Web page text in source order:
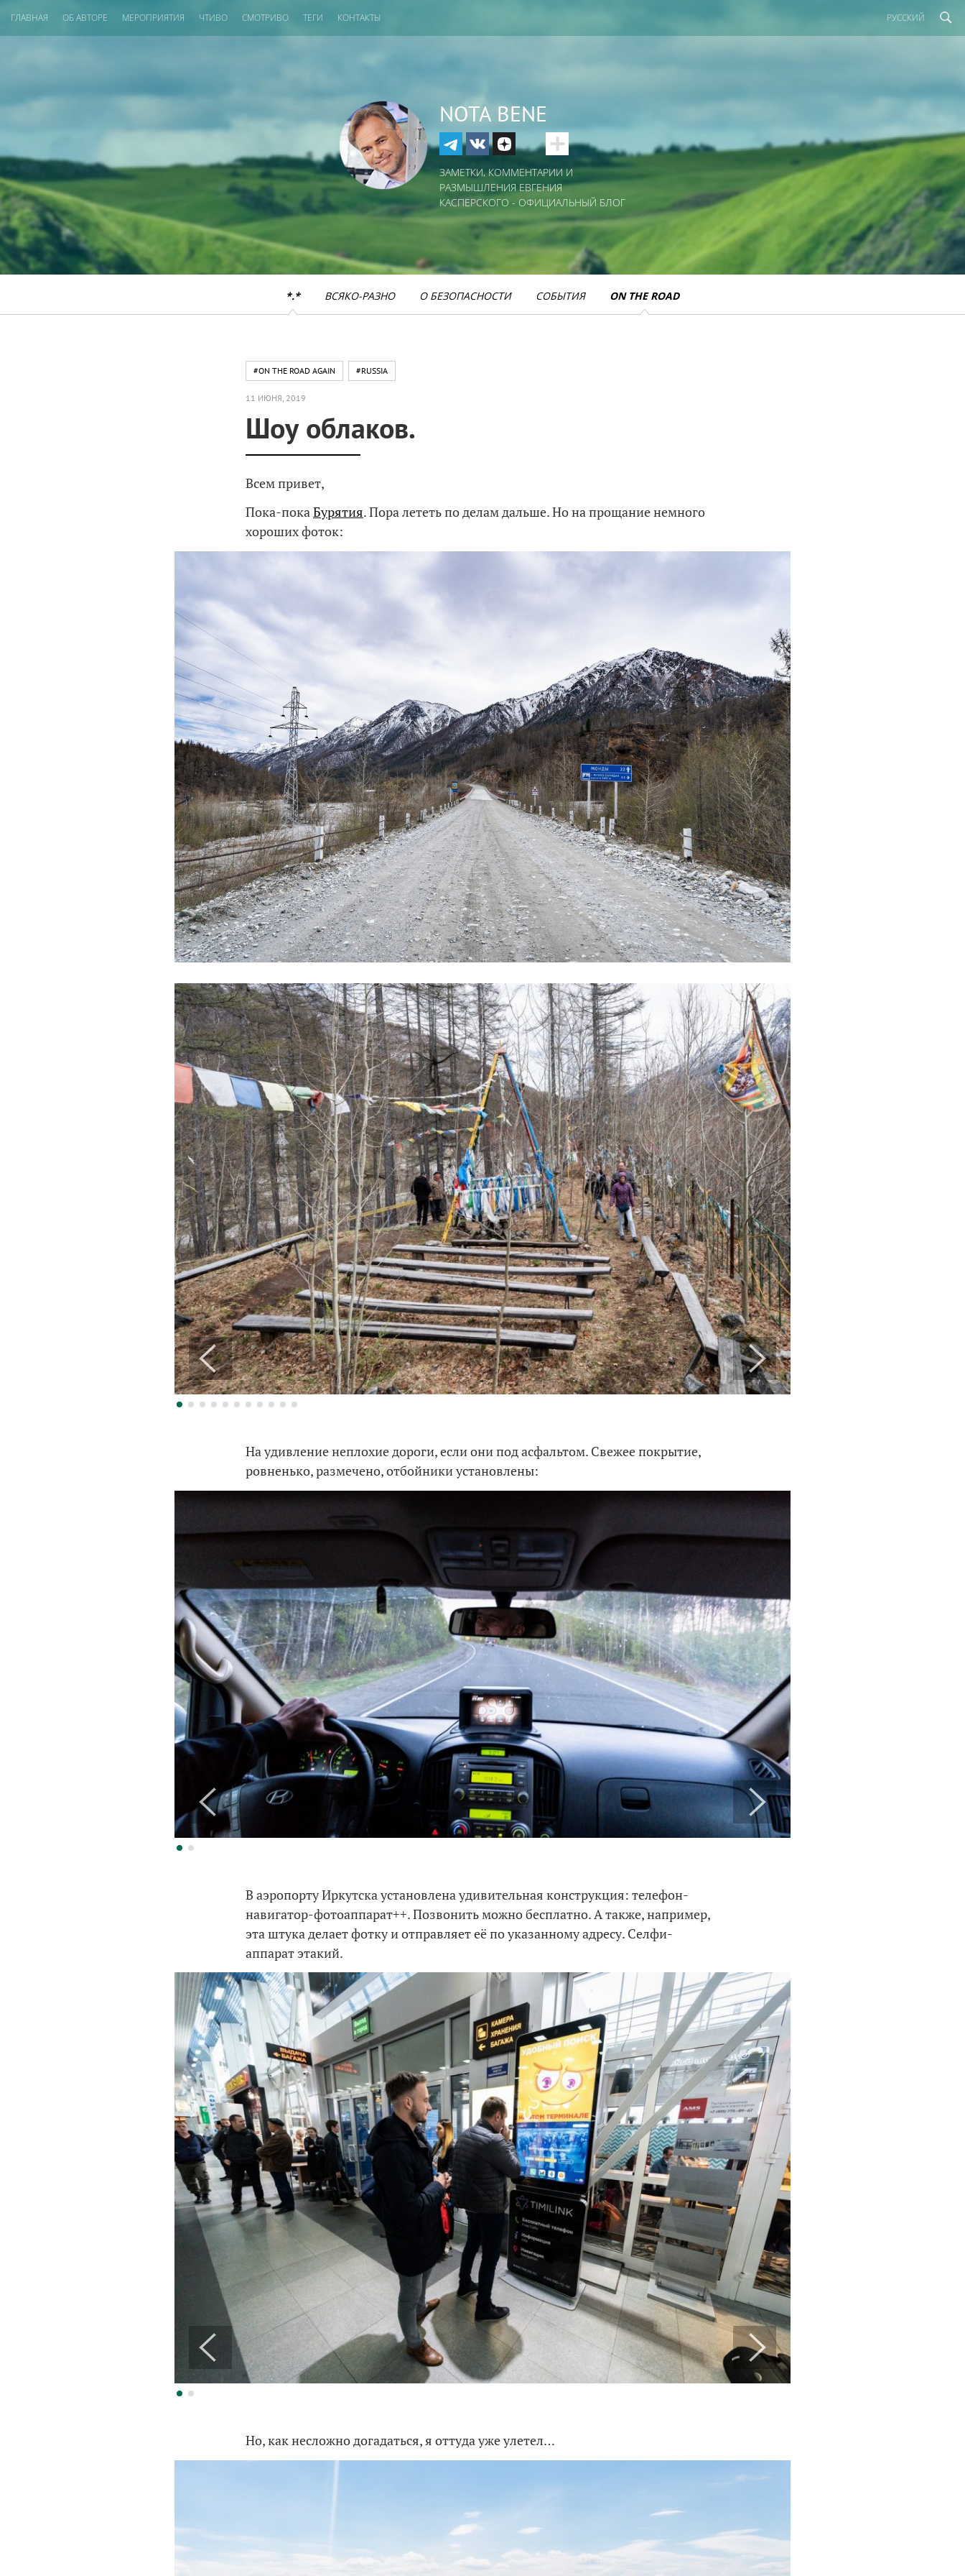
ГЛАВНАЯ ОБ АВТОРЕ МЕРОПРИЯТИЯ ЧТИВО СМОТРИВО ТЕГИ КОНТАКТЫ РУССКИЙ
NOTA BENE
ЗАМЕТКИ, КОММЕНТАРИИ И
РАЗМЫШЛЕНИЯ ЕВГЕНИЯ
КАСПЕРСКОГО - ОФИЦИАЛЬНЫЙ БЛОГ
*.* ВСЯКО-РАЗНО О БЕЗОПАСНОСТИ СОБЫТИЯ ON THE ROAD
#ON THE ROAD AGAIN #RUSSIA
11 ИЮНЯ, 2019
Шоу облаков.
Всем привет,
Пока-покаБурятия. Пора лететь по делам дальше. Но на прощание немного
хороших фоток:
На удивление неплохие дороги, если они под асфальтом. Свежее покрытие,
ровненько, размечено, отбойники установлены:
В аэропорту Иркутска установлена удивительная конструкция: телефон-
навигатор-фотоаппарат++. Позвонить можно бесплатно. А также, например,
эта штука делает фотку и отправляет её по указанному адресу. Селфи-
аппарат этакий.
Но, как несложно догадаться, я оттуда уже улетел…